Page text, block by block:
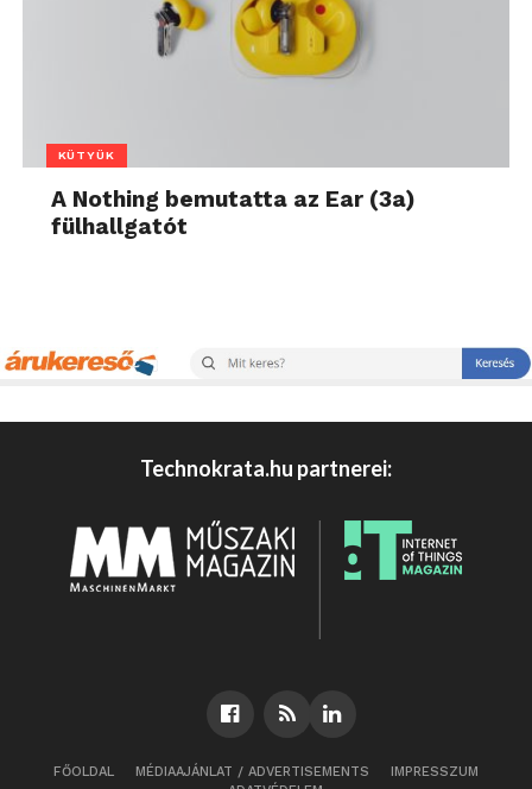
KÜTYÜK
A Nothing bemutatta az Ear (3a)
fülhallgatót
Technokrata.hu partnerei:
FŐOLDAL MÉDIAAJÁNLAT / ADVERTISEMENTS
IMPRESSZUM